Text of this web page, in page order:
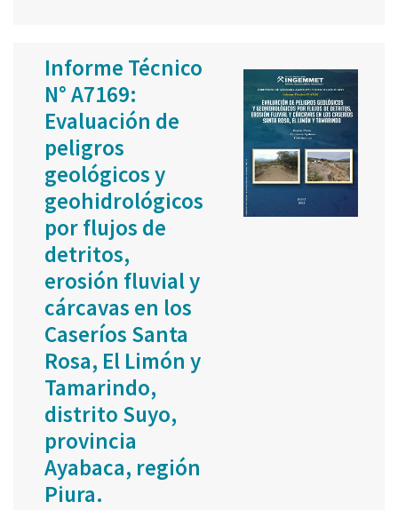
Informe Técnico
N° A7169:
Evaluación de
peligros
geológicos y
geohidrológicos
por flujos de
detritos,
erosión fluvial y
cárcavas en los
Caseríos Santa
Rosa, El Limón y
Tamarindo,
distrito Suyo,
provincia
Ayabaca, región
Piura.